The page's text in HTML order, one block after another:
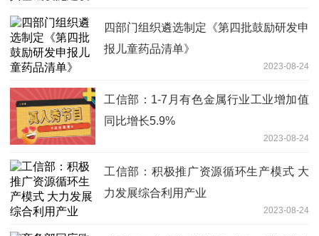
四部门组织遴选制定《第四批鼓励研发申
报儿童药品清单》
2023-08-24
工信部：1-7月有色金属行业工业增加值
同比增长5.9%
2023-08-24
工信部：积极推广资源循环生产模式 大
力发展综合利用产业
2023-08-24